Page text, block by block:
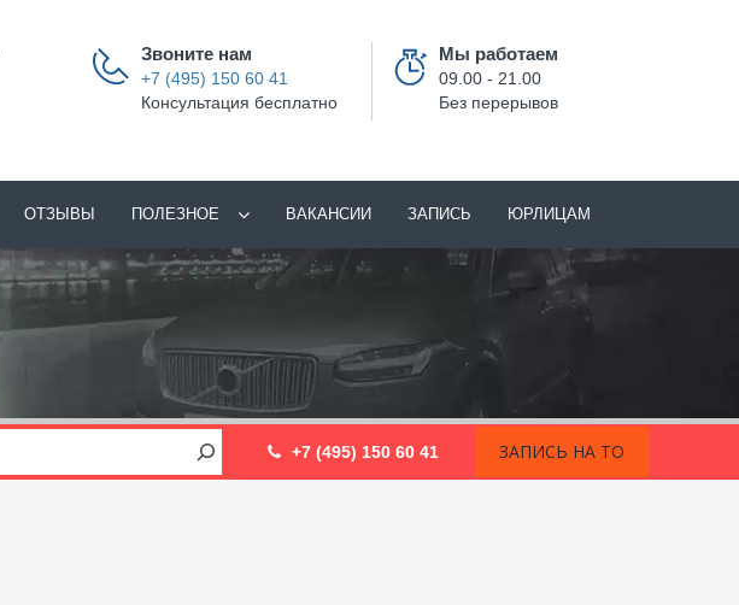
Звоните нам
+7 (495) 150 60 41
Консультация бесплатно
Мы работаем
09.00 - 21.00
Без перерывов
ОТЗЫВЫ ПОЛЕЗНОЕ ВАКАНСИИ ЗАПИСЬ ЮРЛИЦАМ
+7 (495) 150 60 41 ЗАПИСЬ НА ТО